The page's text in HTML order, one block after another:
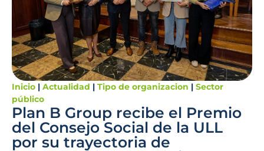
Inicio | Actualidad | Tipo de organizacion | Sector
público
Plan B Group recibe el Premio
del Consejo Social de la ULL
por su trayectoria de